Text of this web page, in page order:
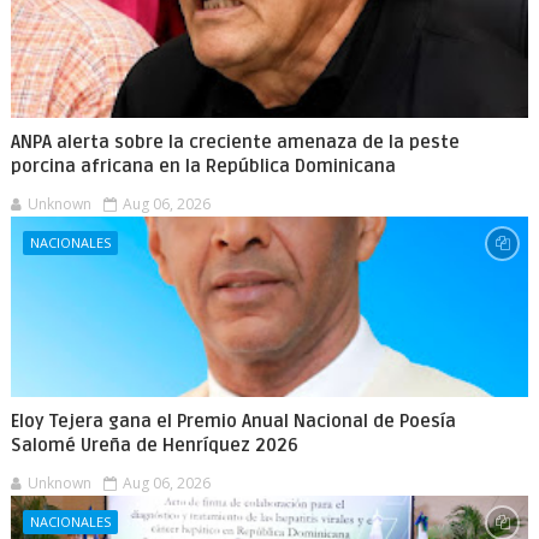
ANPA alerta sobre la creciente amenaza de la peste
porcina africana en la República Dominicana
Unknown Aug 06, 2026
NACIONALES
Eloy Tejera gana el Premio Anual Nacional de Poesía
Salomé Ureña de Henríquez 2026
Unknown Aug 06, 2026
NACIONALES